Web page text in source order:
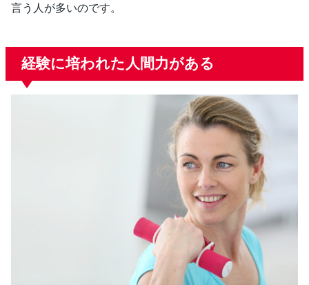
言う人が多いのです。
経験に培われた人間力がある